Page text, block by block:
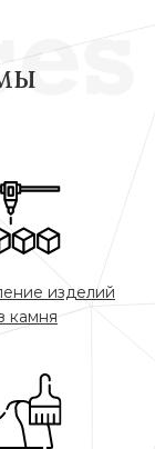
изделий
камня